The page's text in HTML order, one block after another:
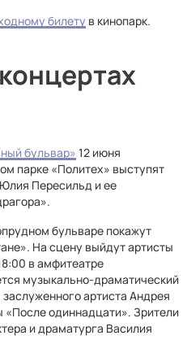
билету в кинопарк.
бульвар» 12 июня
парке «Политех» выступят
Пересильд и ее
бульваре покажут
На сцену выйдут артисты
в амфитеатре
музыкально-драматический
артиста Андрея
одиннадцати». Зрители
и драматурга Василия